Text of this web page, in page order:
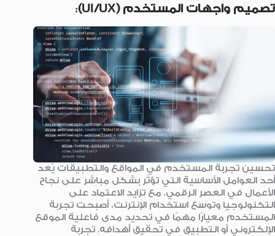
تصميم واجهات المستخدم (UI/UX) :
تحسين تجربة المستخدم في المواقع والتطبيقات يُعد
أحد العوامل الأساسية التي تؤثر بشكل مباشر على نجاح
الأعمال في العصر الرقمي. مع تزايد الاعتماد على
التكنولوجيا وتوسع استخدام الإنترنت، أصبحت تجربة
المستخدم معيارًا مهمًا في تحديد مدى فاعلية الموقع
الإلكتروني أو التطبيق في تحقيق أهدافه. تجربة